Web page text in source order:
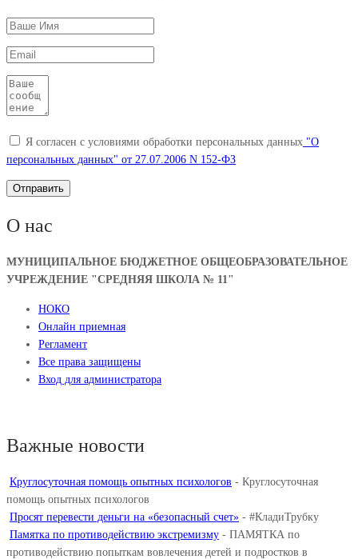
Я согласен с условиями обработки персональных данных "О
персональных данных" от 27.07.2006 N 152-ФЗ
О нас
МУНИЦИПАЛЬНОЕ БЮДЖЕТНОЕ ОБЩЕОБРАЗОВАТЕЛЬНОЕ
УЧРЕЖДЕНИЕ "СРЕДНЯЯ ШКОЛА № 11"
НОКО
Онлайн приемная
Регламент
Все права защищены
Вход для администратора
Важные новости
Круглосуточная помощь опытных психологов - Круглосуточная
помощь опытных психологов
Просят перевести деньги на «безопасный счет» - #КладиТрубку
Памятка по противодействию экстремизму - ПАМЯТКА по
противодействию попыткам вовлечения детей и подростков в